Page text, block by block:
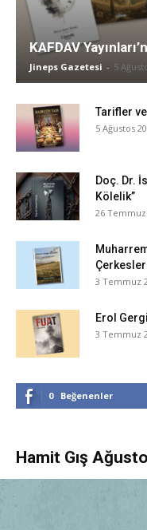
KAFDAV
Jineps Gazetesi - 5
Tarifler
5 Ağustos
Doç. Dr.
Kölelik”
26 Temmuz
3 Temmuz
Erol
3 Temmuz
0 Beğenenler
Hamit Gış